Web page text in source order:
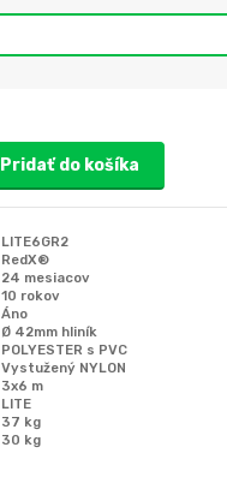
Pridať do košíka
LITE6GR2
RedX®
24 mesiacov
10 rokov
Áno
Ø 42mm hliník
POLYESTER s PVC
Vystužený NYLON
3x6 m
LITE
37 kg
30 kg